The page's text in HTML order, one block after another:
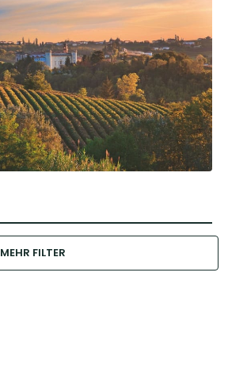
MEHR FILTER